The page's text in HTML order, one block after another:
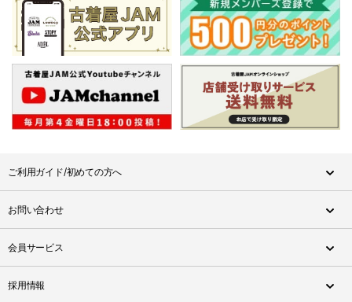
ご利用ガイド/初めての方へ
お問い合わせ
会員サービス
採用情報